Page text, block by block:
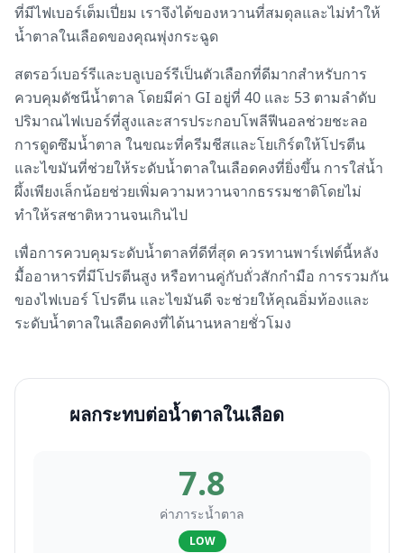
ที่มีไฟเบอร์เต็มเปี่ยม เราจึงได้ของหวานที่สมดุลและไม่ทำให้
น้ำตาลในเลือดของคุณพุ่งกระฉูด
สตรอว์เบอร์รีและบลูเบอร์รีเป็นตัวเลือกที่ดีมากสำหรับการ
ควบคุมดัชนีน้ำตาล โดยมีค่า GI อยู่ที่ 40 และ 53 ตามลำดับ
ปริมาณไฟเบอร์ที่สูงและสารประกอบโพลีฟีนอลช่วยชะลอ
การดูดซึมน้ำตาล ในขณะที่ครีมชีสและโยเกิร์ตให้โปรตีน
และไขมันที่ช่วยให้ระดับน้ำตาลในเลือดคงที่ยิ่งขึ้น การใส่น้ำ
ผึ้งเพียงเล็กน้อยช่วยเพิ่มความหวานจากธรรมชาติโดยไม่
ทำให้รสชาติหวานจนเกินไป
เพื่อการควบคุมระดับน้ำตาลที่ดีที่สุด ควรทานพาร์เฟต์นี้หลัง
มื้ออาหารที่มีโปรตีนสูง หรือทานคู่กับถั่วสักกำมือ การรวมกัน
ของไฟเบอร์ โปรตีน และไขมันดี จะช่วยให้คุณอิ่มท้องและ
ระดับน้ำตาลในเลือดคงที่ได้นานหลายชั่วโมง
ผลกระทบต่อน้ำตาลในเลือด
7.8
ค่าภาระน้ำตาล
LOW